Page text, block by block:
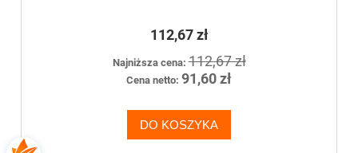
112,67 zł
Najniższa cena:112,67 zł
Cena netto: 91,60 zł
DO KOSZYKA